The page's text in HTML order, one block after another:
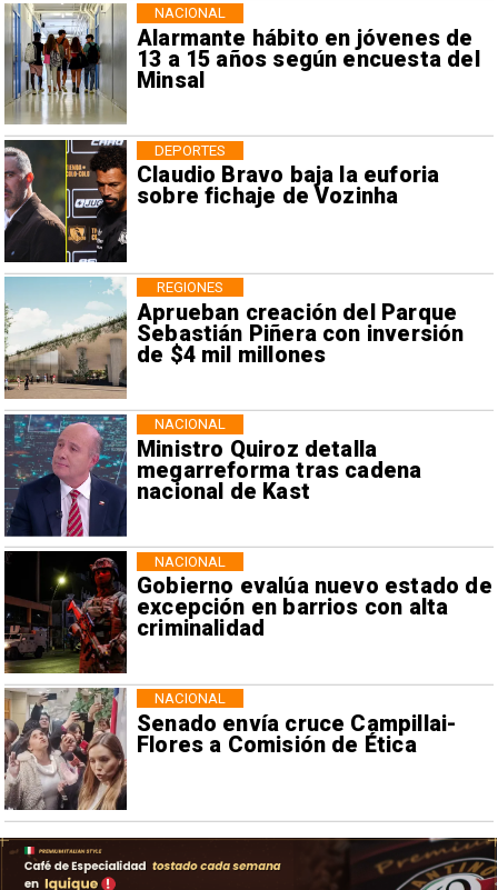
Alarmante hábito en jóvenes de
13 a 15 años según encuesta del
Minsal
NACIONAL
Claudio Bravo baja la euforia
sobre fichaje de Vozinha
DEPORTES
Aprueban creación del Parque
Sebastián Piñera con inversión
de $4 mil millones
REGIONES
Ministro Quiroz detalla
megarreforma tras cadena
nacional de Kast
NACIONAL
Gobierno evalúa nuevo estado de
excepción en barrios con alta
criminalidad
NACIONAL
Senado envía cruce Campillai-
Flores a Comisión de Ética
NACIONAL